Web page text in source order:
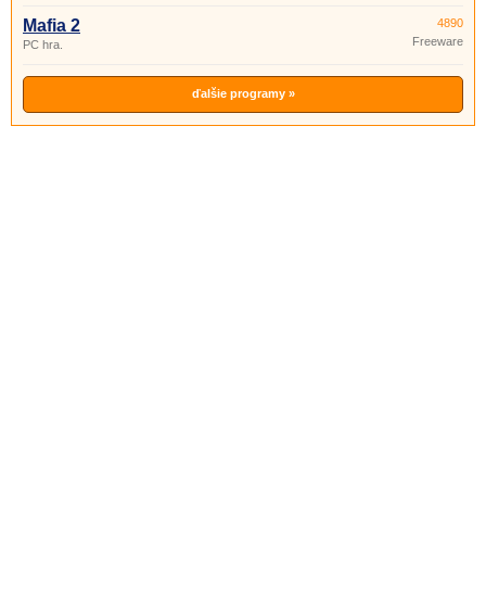
Mafia 2
PC hra.
4890
Freeware
ďalšie programy »